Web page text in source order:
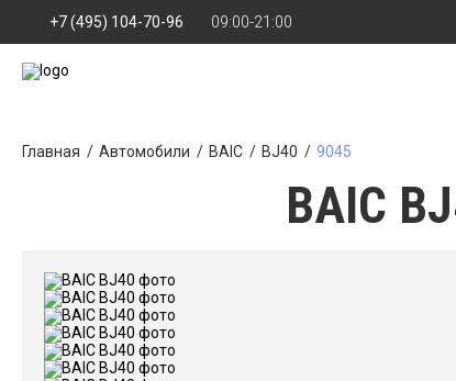
+7 (495) 104-70-96 09:00-21:00
Главная Автомобили BAIC BJ40 9045
BAIC